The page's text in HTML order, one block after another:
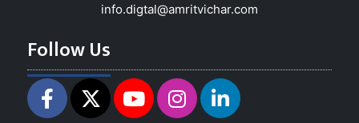
info.digtal@amritvichar.com
Follow Us